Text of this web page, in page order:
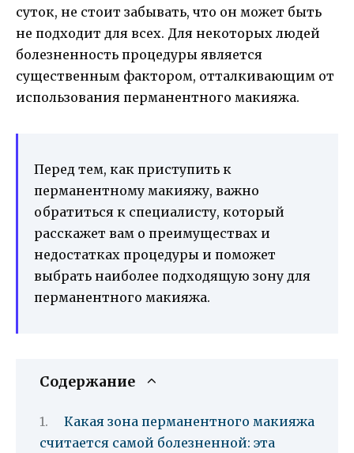
суток, не стоит забывать, что он может быть
не подходит для всех. Для некоторых людей
болезненность процедуры является
существенным фактором, отталкивающим от
использования перманентного макияжа.
Перед тем, как приступить к
перманентному макияжу, важно
обратиться к специалисту, который
расскажет вам о преимуществах и
недостатках процедуры и поможет
выбрать наиболее подходящую зону для
перманентного макияжа.
Содержание
Какая зона перманентного макияжа
считается самой болезненной: эта